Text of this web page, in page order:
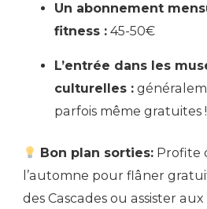
Un abonnement
fitness : 45-50€
L’entrée dans les
culturelles :
parfois même gratuites !
Bon plan sorties: Profite
l’automne pour flâner
des Cascades ou assister